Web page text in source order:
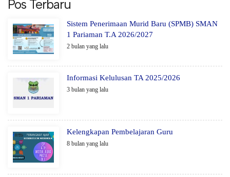
Pos Terbaru
Sistem Penerimaan Murid Baru (SPMB) SMAN
1 Pariaman T.A 2026/2027
2 bulan yang lalu
Informasi Kelulusan TA 2025/2026
3 bulan yang lalu
Kelengkapan Pembelajaran Guru
8 bulan yang lalu